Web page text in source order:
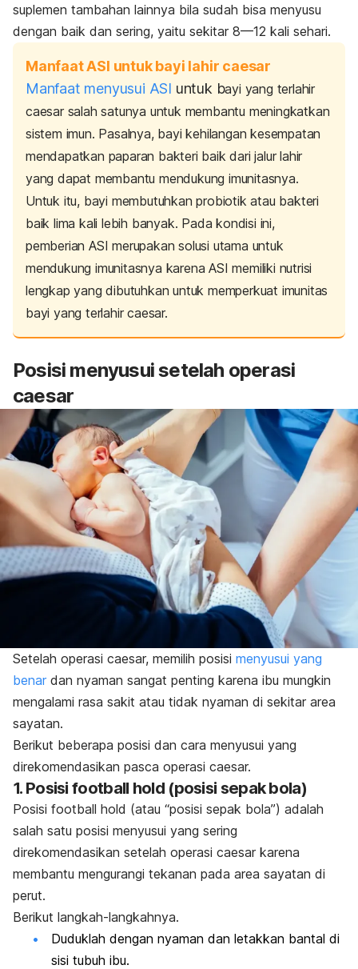
suplemen tambahan lainnya bila sudah bisa menyusu
dengan baik dan sering, yaitu sekitar 8—12 kali sehari.
Manfaat ASI untuk bayi lahir caesar
Manfaat menyusui ASI untuk bayi yang terlahir
caesar salah satunya untuk membantu meningkatkan
sistem imun. Pasalnya, bayikehilangan kesempatan
mendapatkan paparan bakteri baik dari jalur lahir
yang dapat membantu mendukung imunitasnya.
Untuk itu, bayi membutuhkan probiotik atau bakteri
baik lima kali lebih banyak. Pada kondisi ini,
pemberian ASI merupakan solusi utama untuk
mendukung imunitasnya karena ASI memiliki nutrisi
lengkap yang dibutuhkan untuk memperkuat imunitas
bayi yang terlahir caesar.
Posisi menyusui setelah operasi
caesar
Setelah operasi caesar, memilih posisi menyusui yang
benar dan nyaman sangat penting karena ibu mungkin
mengalami rasa sakit atau tidak nyaman di sekitar area
sayatan.
Berikut beberapa posisi dan cara menyusui yang
direkomendasikan pasca operasi caesar.
1. Posisifootball hold(posisi sepak bola)
Posisi football hold (atau “posisi sepak bola”) adalah
salah satu posisi menyusui yang sering
direkomendasikan setelah operasi caesar karena
membantu mengurangi tekanan pada area sayatan di
perut.
Berikut langkah-langkahnya.
Duduklah dengan nyaman dan letakkan bantal di
sisi tubuh ibu.